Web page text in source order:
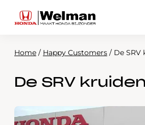
Modellen
Voorraad
Onderhoud en service
Plan
Mijn Honda
Home / Happy Customers / De SRV
De SRV